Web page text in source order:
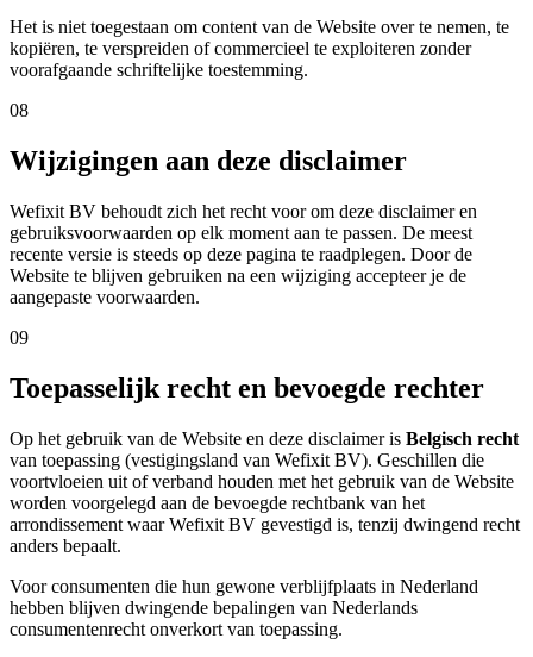
Het is niet toegestaan om content van de Website over te nemen, te
kopiëren, te verspreiden of commercieel te exploiteren zonder
voorafgaande schriftelijke toestemming.
08
Wijzigingen aan deze disclaimer
Wefixit BV behoudt zich het recht voor om deze disclaimer en
gebruiksvoorwaarden op elk moment aan te passen. De meest
recente versie is steeds op deze pagina te raadplegen. Door de
Website te blijven gebruiken na een wijziging accepteer je de
aangepaste voorwaarden.
09
Toepasselijk recht en bevoegde rechter
Op het gebruik van de Website en deze disclaimer is Belgisch recht
van toepassing (vestigingsland van Wefixit BV). Geschillen die
voortvloeien uit of verband houden met het gebruik van de Website
worden voorgelegd aan de bevoegde rechtbank van het
arrondissement waar Wefixit BV gevestigd is, tenzij dwingend recht
anders bepaalt.
Voor consumenten die hun gewone verblijfplaats in Nederland
hebben blijven dwingende bepalingen van Nederlands
consumentenrecht onverkort van toepassing.